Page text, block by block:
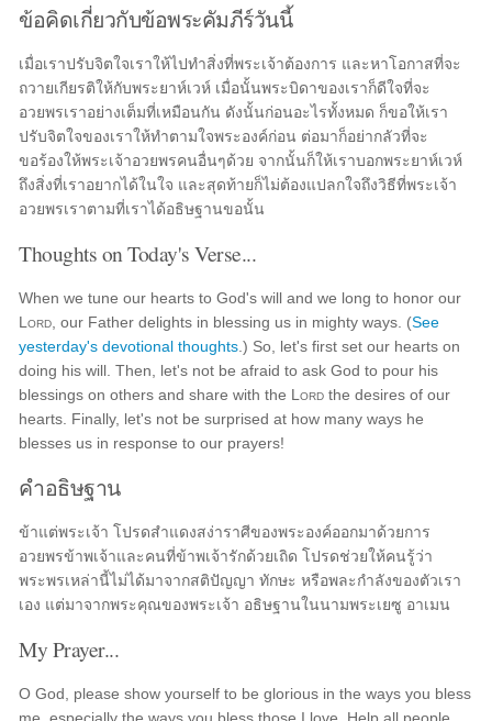
ข้อคิดเกี่ยวกับข้อพระคัมภีร์วันนี้
เมื่อเราปรับจิตใจเราให้ไปทำสิ่งที่พระเจ้าต้องการ และหาโอกาสที่จะ
ถวายเกียรติให้กับพระยาห์เวห์ เมื่อนั้นพระบิดาของเราก็ดีใจที่จะ
อวยพรเราอย่างเต็มที่เหมือนกัน ดังนั้นก่อนอะไรทั้งหมด ก็ขอให้เรา
ปรับจิตใจของเราให้ทำตามใจพระองค์ก่อน ต่อมาก็อย่ากลัวที่จะ
ขอร้องให้พระเจ้าอวยพรคนอื่นๆด้วย จากนั้นก็ให้เราบอกพระยาห์เวห์
ถึงสิ่งที่เราอยากได้ในใจ และสุดท้ายก็ไม่ต้องแปลกใจถึงวิธีที่พระเจ้า
อวยพรเราตามที่เราได้อธิษฐานขอนั้น
Thoughts on Today's Verse...
When we tune our hearts to God's will and we long to honor our
Lord , our Father delights in blessing us in mighty ways. (See
yesterday's devotional thoughts .) So, let's first set our hearts on
doing his will. Then, let's not be afraid to ask God to pour his
blessings on others and share with the Lord the desires of our
hearts. Finally, let's not be surprised at how many ways he
blesses us in response to our prayers!
คำอธิษฐาน
ข้าแต่พระเจ้า โปรดสำแดงสง่าราศีของพระองค์ออกมาด้วยการ
อวยพรข้าพเจ้าและคนที่ข้าพเจ้ารักด้วยเถิด โปรดช่วยให้คนรู้ว่า
พระพรเหล่านี้ไม่ได้มาจากสติปัญญา ทักษะ หรือพละกำลังของตัวเรา
เอง แต่มาจากพระคุณของพระเจ้า อธิษฐานในนามพระเยซู อาเมน
My Prayer...
O God, please show yourself to be glorious in the ways you bless